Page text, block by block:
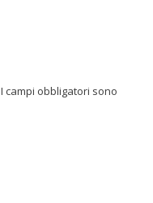
I campi obbligatori sono